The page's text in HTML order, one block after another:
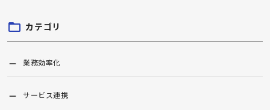
カテゴリ
業務効率化
サービス連携